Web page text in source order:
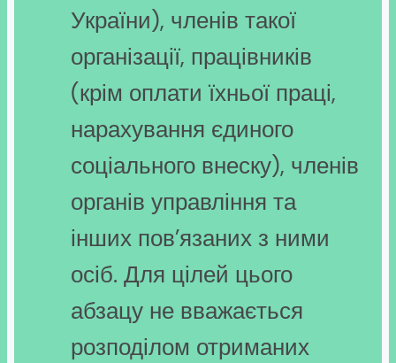
України), членів такої
організації, працівників
(крім оплати їхньої праці,
нарахування єдиного
соціального внеску), членів
органів управління та
інших пов’язаних з ними
осіб. Для цілей цього
абзацу не вважається
розподілом отриманих